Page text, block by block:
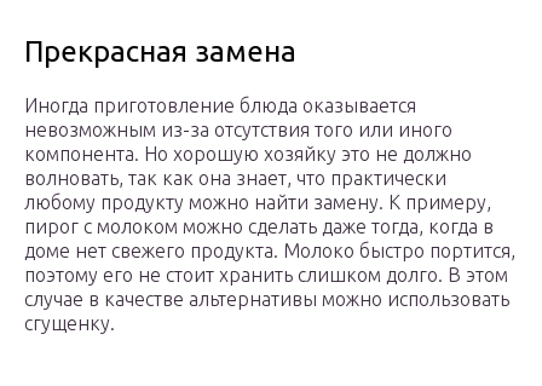
Прекрасная замена
Иногда приготовление блюда оказывается
невозможным из-за отсутствия того или иного
компонента. Но хорошую хозяйку это не должно
волновать, так как она знает, что практически
любому продукту можно найти замену. К примеру,
пирог с молоком можно сделать даже тогда, когда в
доме нет свежего продукта. Молоко быстро портится,
поэтому его не стоит хранить слишком долго. В этом
случае в качестве альтернативы можно использовать
сгущенку.